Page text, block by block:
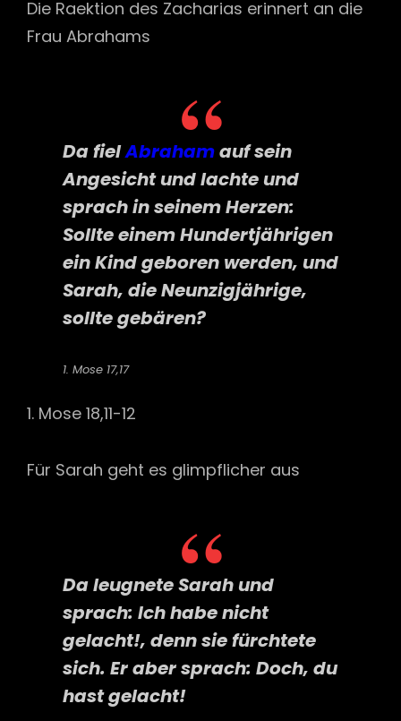
Die Raektion des Zacharias erinnert an die
Frau Abrahams
Da fielAbrahamauf sein
Angesicht und lachte und
sprach in seinem Herzen:
Sollte einem Hundertjährigen
ein Kind geboren werden, und
Sarah, die Neunzigjährige,
sollte gebären?
1. Mose 17,17
1. Mose 18,11-12
Für Sarah geht es glimpflicher aus
Da leugnete Sarah und
sprach: Ich habe nicht
gelacht!, denn sie fürchtete
sich. Er aber sprach: Doch, du
hast gelacht!